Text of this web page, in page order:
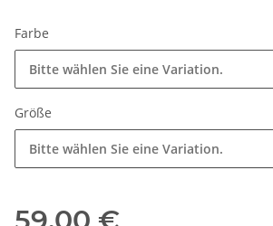
Farbe
Bitte wählen Sie eine Variation.
Größe
Bitte wählen Sie eine Variation.